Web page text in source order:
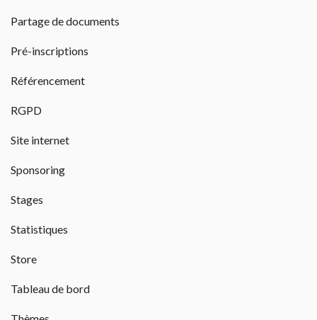
Partage de documents
Pré-inscriptions
Référencement
RGPD
Site internet
Sponsoring
Stages
Statistiques
Store
Tableau de bord